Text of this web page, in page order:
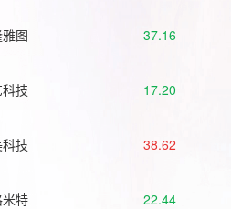
图 37.16
技 17.20
技 38.62
特 22.44